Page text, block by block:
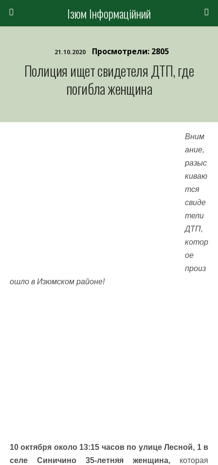
Ізюм Інформаційний
21.10.2020 Просмотрели: 2805
Полиция ищет свидетеля ДТП, где
погибла женщина
Вним
ание,
разыс
киваю
тся
свиде
тели
ДТП,
котор
ое
произ
ошло в Изюмском районе!
10 октября около 13:15 часов по улице Лесной, 1 в
селе Синичино 35-летняя женщина, которая